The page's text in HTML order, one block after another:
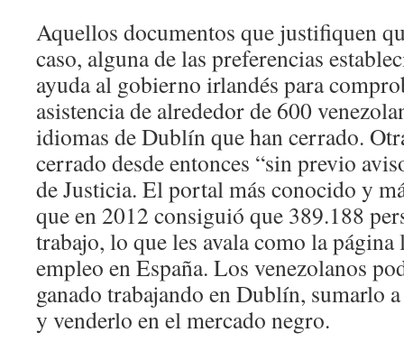
Aquellos documentos que justifiquen
caso, alguna de las preferencias
ayuda al gobierno irlandés para
asistencia de alrededor de 600
idiomas de Dublín que han cerrado.
cerrado desde entonces “sin previo
de Justicia. El portal más conocido y
que en 2012 consiguió que 389.188
trabajo, lo que les avala como la
empleo en España. Los venezolanos
ganado trabajando en Dublín, sumarlo
y venderlo en el mercado negro.